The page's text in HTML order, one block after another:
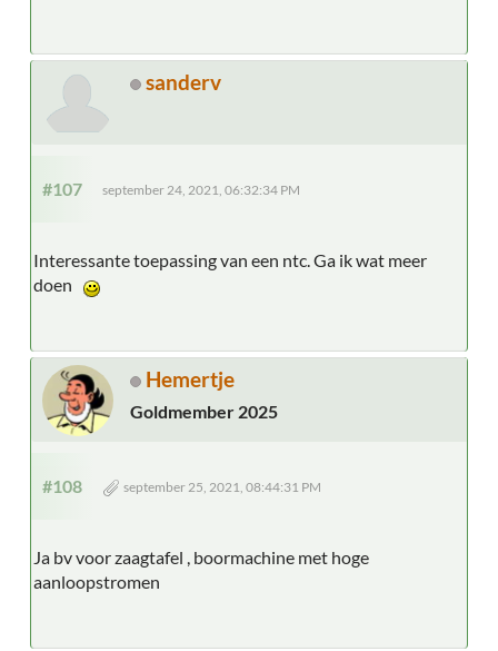
sanderv
#107 september 24, 2021, 06:32:34 PM
Interessante toepassing van een ntc. Ga ik wat meer
doen
Hemertje
Goldmember 2025
#108 september 25, 2021, 08:44:31 PM
Ja bv voor zaagtafel , boormachine met hoge
aanloopstromen